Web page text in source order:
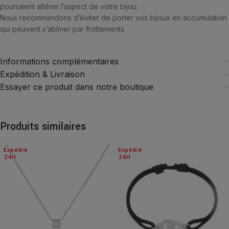
pourraient altérer l’aspect de votre bijou.
Nous recommandons d’éviter de porter vos bijoux en accumulation
qui peuvent s’abîmer par frottements.
Informations complémentaires
Expédition & Livraison
Essayer ce produit dans notre boutique
Produits similaires
24H
Expédié
24H
Expédié